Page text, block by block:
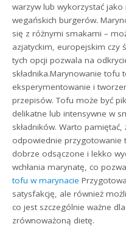
warzyw lub wykorzystać
wegańskich burgerów.
się z różnymi smakami –
azjatyckim, europejskim czy
tych opcji pozwala na
składnika.Marynowanie
eksperymentowanie i
przepisów. Tofu może być
delikatne lub intensywne w
składników. Warto
odpowiednie
dobrze odsączone i lekko
wchłania marynatę, co
tofu w marynacie
satysfakcję, ale również
co jest szczególnie ważne
zrównoważoną dietę.